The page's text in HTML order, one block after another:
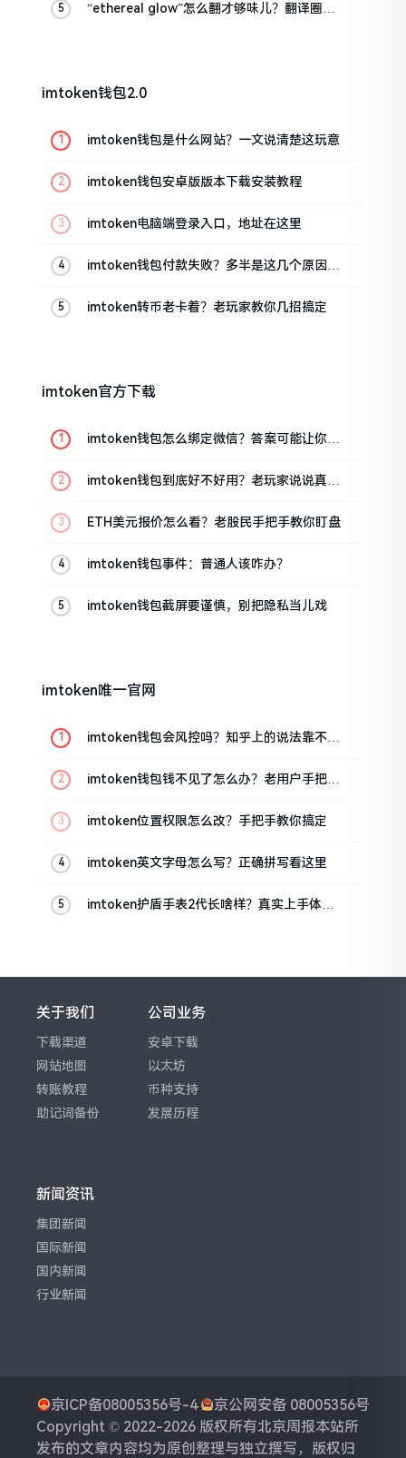
“ethereal glow”怎么翻才够味儿？翻译圈老
imtoken钱包2.0
imtoken钱包是什么网站？一文说清楚这玩意
imtoken钱包安卓版版本下载安装教程
imtoken电脑端登录入口，地址在这里
imtoken钱包付款失败？多半是这几个原因闹
imtoken转币老卡着？老玩家教你几招搞定
imtoken官方下载
imtoken钱包怎么绑定微信？答案可能让你失
imtoken钱包到底好不好用？老玩家说说真实
ETH美元报价怎么看？老股民手把手教你盯盘
imtoken钱包事件：普通人该咋办？
imtoken钱包截屏要谨慎，别把隐私当儿戏
imtoken唯一官网
imtoken钱包会风控吗？知乎上的说法靠不靠
imtoken钱包钱不见了怎么办？老用户手把手
imtoken位置权限怎么改？手把手教你搞定
imtoken英文字母怎么写？正确拼写看这里
imtoken护盾手表2代长啥样？真实上手体验
关于我们
下载渠道
网站地图
转账教程
助记词备份
公司业务
安卓下载
以太坊
币种支持
发展历程
新闻资讯
集团新闻
国际新闻
国内新闻
行业新闻
京ICP备08005356号-4
京公网安备 08005356号
Copyright © 2022-2026 版权所有北京周报本站所
发布的文章内容均为原创整理与独立撰写，版权归